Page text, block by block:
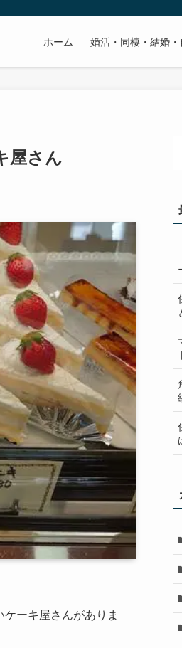
ホーム 婚活・同棲・結婚・
屋さん
ーキ屋さんがありま